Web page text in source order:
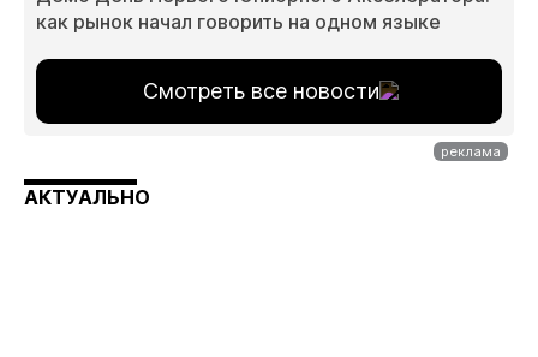
как рынок начал говорить на одном языке
Смотреть все новости
АКТУАЛЬНО